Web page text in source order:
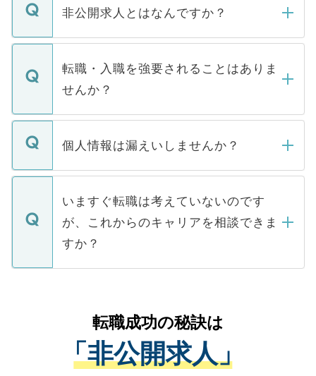
登録内容を確認し、その後メールもしくは
ます。通常、5営業日以内にはご連絡をせて
いただきますので、しばらくお待ちくださ
非公開求人とはなんですか？
マイナビDOCTORで取り扱っている求人の
うち約3割は、Webサイトからご覧いただ
けない「非公開求人」です。非公開求人は
下記の理由によって、一般には公開してい
ません。
■応募殺到を避けるため 人気のある医療機
関を公にしてしまうと、応募が殺到する場
に、医療機関が求める条件に合った人材の
みを人材紹介会社に依頼するケースが増え
ています。
転職・入職を強要されることはありま
せんか？
転職・入職を強要することは一切ありませ
ん。また、仮に応募先から内定をいただい
定を承諾する必要はありません。内定先へ
の辞退の連絡はキャリアパートナーが行い
個人情報は漏えいしませんか？
個人情報が漏えいすることはありませんの
で、ご安心ください。当サイトからの登録
などで収集したご登録者様の個人情報は、
ご本人のキャリアアップおよび転職活動の
支援を目的に使用いたします。お預かりし
ているすべての個人データはご本人の許可
は、個人情報の取り扱いについての厳密な
管理基準を満たした事業者のみに付与され
る、プライバシーマークを取得済みです。
いますぐ転職は考えていないのです
が、これからのキャリアを相談できま
すか？
かがいして、現在の医療機関の状況や紹介
経験をまじえながら、適切なアドバイスを
させていただきます。すぐにご転職をされ
ない方には、長期的なサポートが可能です
転職成功の秘訣は
「非公開求人」